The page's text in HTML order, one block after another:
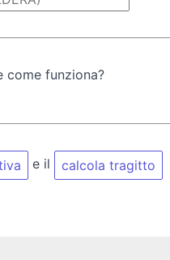
come funziona?
e il calcola tragitto